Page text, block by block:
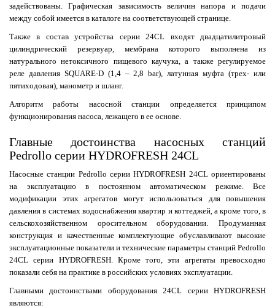
задействованы. Графическая зависимость величин напора и подачи
между собой имеется в каталоге на соответствующей странице.
Также в состав устройства серии 24CL входят двадцатилитровый
цилиндрический резервуар, мембрана которого выполнена из
натурального нетоксичного пищевого каучука, а также регулируемое
реле давления SQUARE-D (1,4 – 2,8 bar), латунная муфта (трех- или
пятиходовая), манометр и шланг.
Алгоритм работы насосной станции определяется принципом
функционирования насоса, лежащего в ее основе.
Главные достоинства насосных станций
Pedrollo серии HYDROFRESH 24CL
Насосные станции Pedrollo серии HYDROFRESH 24CL ориентированы
на эксплуатацию в постоянном автоматическом режиме. Все
модификации этих агрегатов могут использоваться для повышения
давления в системах водоснабжения квартир и коттеджей, а кроме того, в
сельскохозяйственном оросительном оборудовании. Продуманная
конструкция и качественные комплектующие обуславливают высокие
эксплуатационные показатели и технические параметры станций Pedrollo
24CL серии HYDROFRESH. Кроме того, эти агрегаты превосходно
показали себя на практике в российских условиях эксплуатации.
Главными достоинствами оборудования 24CL серии HYDROFRESH
являются: